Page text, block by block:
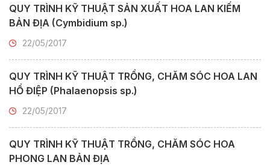
QUY TRÌNH KỸ THUẬT SẢN XUẤT HOA LAN KIẾM
BẢN ĐỊA (Cymbidium sp.)
22/05/2017
QUY TRÌNH KỸ THUẬT TRỒNG, CHĂM SÓC HOA LAN
HỒ ĐIỆP (Phalaenopsis sp.)
22/05/2017
QUY TRÌNH KỸ THUẬT TRỒNG, CHĂM SÓC HOA
PHONG LAN BẢN ĐỊA